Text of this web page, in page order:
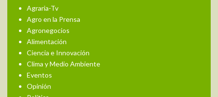
Agraria-Tv
Agro en la Prensa
Agronegocios
Alimentación
Ciencia e Innovación
Clima y Medio Ambiente
Eventos
Opinión